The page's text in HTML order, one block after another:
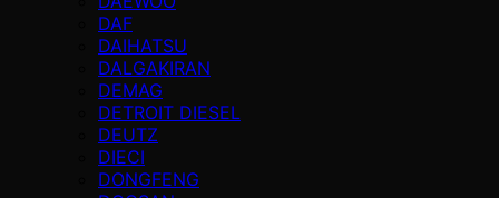
DAF
DAIHATSU
DALGAKIRAN
DEMAG
DETROIT DIESEL
DEUTZ
DIECI
DONGFENG